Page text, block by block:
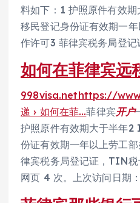
料如下：1 护照原件有效
移民登记身份证有效期一
作许可3 菲律宾税务局登
如何在菲律宾远
998visa.nethttps://
递 › 如何在菲…菲律宾开户
护照原件有效期大于半年2
份证有效期一年以上劳工
律宾税务局登记证，TIN
网页 4 次。上次访问日期